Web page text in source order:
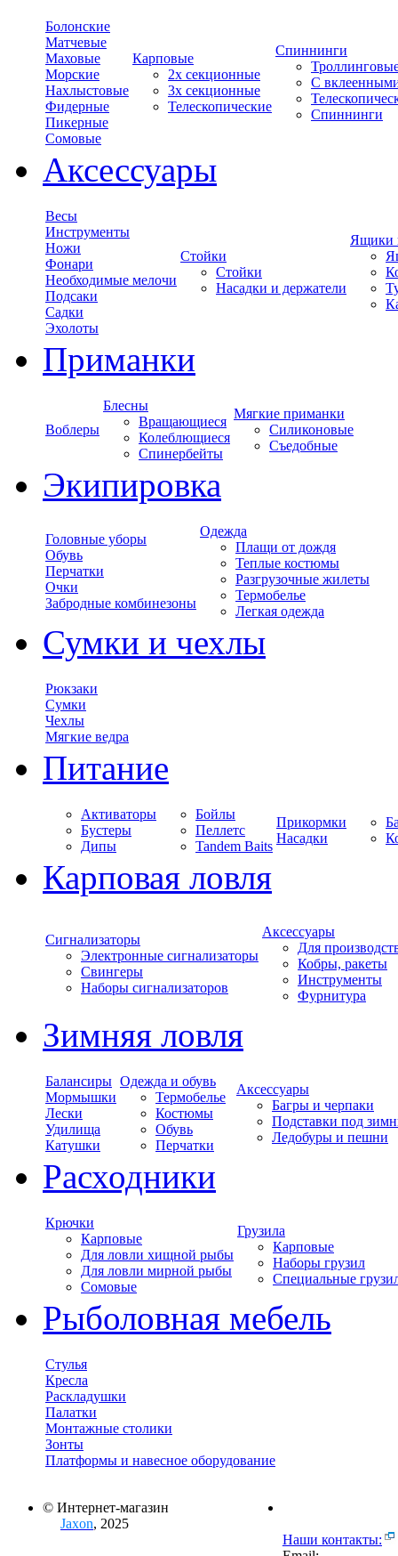
Болонские
Матчевые
Маховые
Морские
Нахлыстовые
Фидерные
Пикерные
Сомовые
Карповые
2х секционные
3х секционные
Телескопические
Спиннинги
С
Спиннинги
Аксессуары
Весы
Инструменты
Ножи
Фонари
Необходимые мелочи
Подсаки
Садки
Эхолоты
Стойки
Стойки
Насадки и держатели
Ящики
Приманки
Воблеры
Блесны
Вращающиеся
Колеблющиеся
Спинербейты
Мягкие приманки
Силиконовые
Съедобные
Экипировка
Головные уборы
Обувь
Перчатки
Очки
Забродные комбинезоны
Одежда
Плащи от дождя
Теплые костюмы
Разгрузочные жилеты
Термобелье
Легкая одежда
Сумки и чехлы
Рюкзаки
Сумки
Чехлы
Мягкие ведра
Питание
Активаторы
Бустеры
Дипы
Бойлы
Пеллетс
Tandem Baits
Прикормки
Насадки
Карповая ловля
Сигнализаторы
Электронные сигнализаторы
Свингеры
Наборы сигнализаторов
Аксессуары
Для
Кобры, ракеты
Инструменты
Фурнитура
Зимняя ловля
Балансиры
Мормышки
Лески
Удилища
Катушки
Одежда и обувь
Термобелье
Костюмы
Обувь
Перчатки
Аксессуары
Багры и черпаки
Подставки под
Ледобуры и пешни
Расходники
Крючки
Карповые
Для ловли хищной рыбы
Для ловли мирной рыбы
Сомовые
Грузила
Карповые
Наборы грузил
Специальные
Рыболовная мебель
Стулья
Кресла
Раскладушки
Палатки
Монтажные столики
Зонты
Платформы и навесное оборудование
© Интернет-магазин
Jaxon, 2025
Наши контакты: